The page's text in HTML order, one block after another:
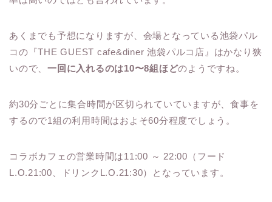
あくまでも予想になりますが、会場となっている池袋パル
コの『THE GUEST cafe&diner 池袋パルコ店』はかなり狭
いので、一回に入れるのは10〜8組ほどのようですね。
約30分ごとに集合時間が区切られていていますが、食事を
するので1組の利用時間はおよそ60分程度でしょう。
コラボカフェの営業時間は11:00 ～ 22:00（フード
L.O.21:00、ドリンクL.O.21:30）となっています。